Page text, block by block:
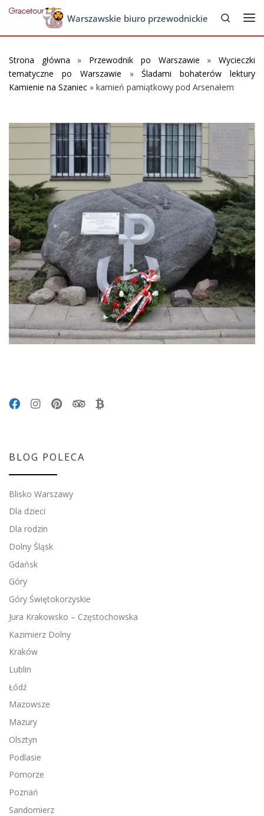
Skip to contentWarszawskie biuro przewodnickie
Search
Strona główna » Przewodnik po Warszawie »Wycieczki
tematyczne po Warszawie »Śladami bohaterów lektury
Kamienie na Szaniec » kamień pamiątkowy pod Arsenałem
BLOG POLECA
Blisko Warszawy
Dla dzieci
Dla rodzin
Dolny Śląsk
Gdańsk
Góry
Góry Świętokorzyskie
Jura Krakowsko – Częstochowska
Kazimierz Dolny
Kraków
Lublin
Łódź
Mazowsze
Mazury
Olsztyn
Podlasie
Pomorze
Poznań
Sandomierz